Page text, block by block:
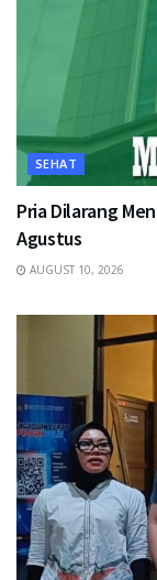
SEHAT
Pria Dilarang
Agustus
AUGUST 10, 2026